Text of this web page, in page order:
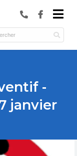
-
janvier